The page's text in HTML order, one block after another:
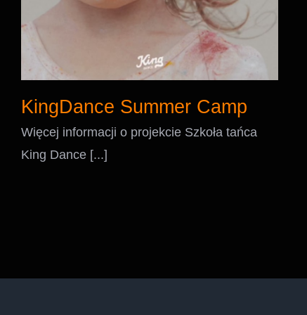
KingDance Summer Camp
Więcej informacji o projekcie Szkoła tańca
King Dance [...]